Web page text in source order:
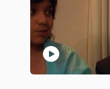
play_circle